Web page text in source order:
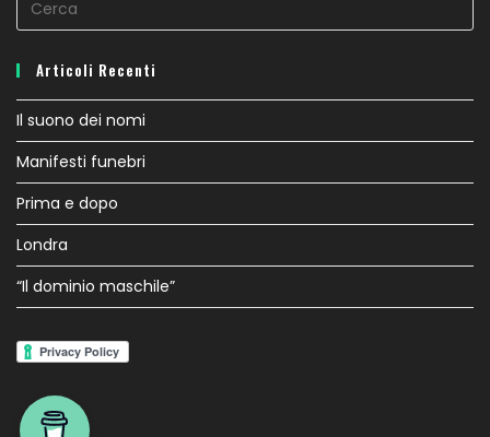
Articoli Recenti
Il suono dei nomi
Manifesti funebri
Prima e dopo
Londra
“Il dominio maschile”